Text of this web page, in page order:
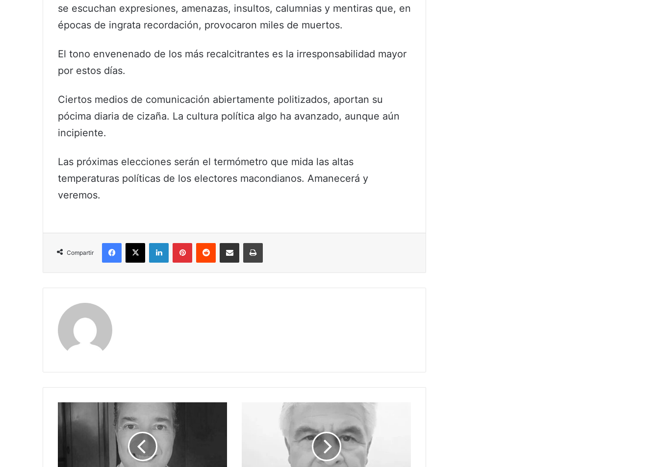
se escuchan expresiones, amenazas, insultos, calumnias y mentiras que, en
épocas de ingrata recordación, provocaron miles de muertos.
El tono envenenado de los más recalcitrantes es la irresponsabilidad mayor
por estos días.
Ciertos medios de comunicación abiertamente politizados, aportan su
pócima diaria de cizaña. La cultura política algo ha avanzado, aunque aún
incipiente.
Las próximas elecciones serán el termómetro que mida las altas
temperaturas políticas de los electores macondianos. Amanecerá y
veremos.
Compartir
Facebook
X LinkedInPinterestReddit Compartir por correo electrónicoImprimir
MATEMÁTICAS